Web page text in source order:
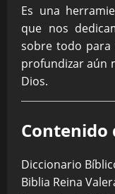
Es una
que nos
sobre todo para
profundizar aún
Dios.
Contenido
Diccionario
Biblia Reina